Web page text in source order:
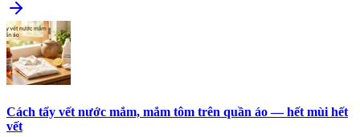
Cách tẩy vết nước mắm, mắm tôm trên quần áo — hết mùi hết
vết